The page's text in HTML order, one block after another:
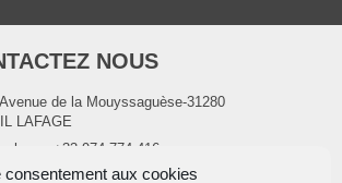
consentement aux cookies
NOUS
de la Mouyssaguèse-31280
LAFAGE
+33 974 774 416
contact@domocelec.com